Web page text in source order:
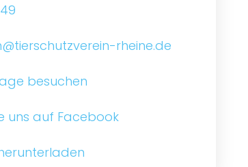
rheine.de
besuchen
uns auf Facebook